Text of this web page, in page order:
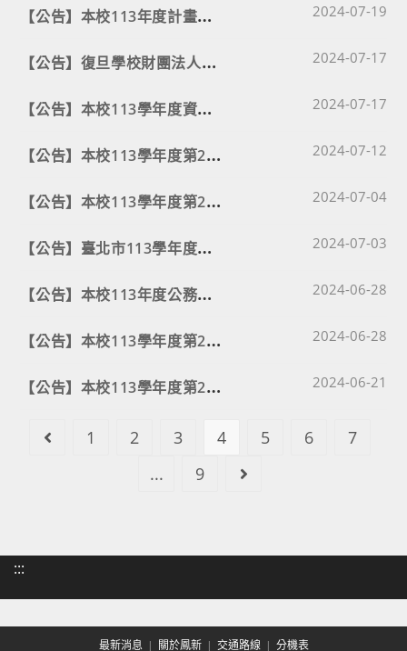
【
公告】本校113年度計畫助理甄選簡章 Post published:
2024-07-19
【
公告】復旦學校財團法人桃園市復旦高級中等學校校長遴選簡章 Post published:
2024-07-17
【
公告】本校113學年度資源班行政助理招聘簡章 Post published:
2024-07-17
【
公告】本校113學年度第2次教師甄選錄取人員名單 Post published:
2024-07-12
【
公告】本校113學年度第2次教師甄選初試錄取參加複試報名名單。 Post published:
2024-07-04
【
公告】臺北市113學年度市立國中教育階段實驗教育學校校長遴選作業公告 Post published:
2024-07-03
【
公告】本校113年度公務人員甄審暨考績委員會委員名單 Post published:
2024-06-28
【
公告】本校113學年度第2次教師甄選無舉辦初試逕參加複試報名科別。 Post published:
2024-06-28
【
公告】本校113學年度第2次教師甄選簡章 Post published:
2024-06-21
Go to the previous page
1 2 3 4 5 6
7
...
9 Go to the next page
:::
最新消息 關於鳳新 交通路線 分機表